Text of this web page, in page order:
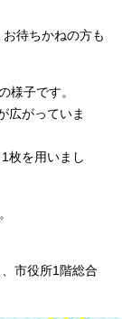
待ちかねの方も
様子です。
広がっていま
枚を用いまし
市役所1階総合